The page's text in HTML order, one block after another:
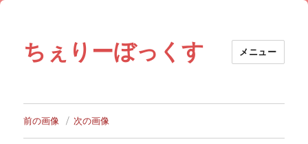
ちぇりーぼっくす メニュー
前の画像 次の画像